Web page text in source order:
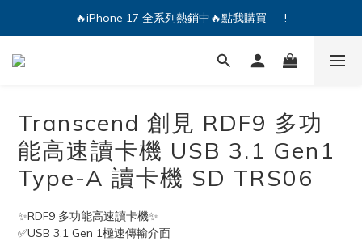
🔥iPhone 17 全系列熱銷中🔥點我購買 — !
💕加入Q哥 Line 新好友領優惠券！🎫
🔥iPhone 17 全系列熱銷中🔥點我購買 — !
Transcend 創見 RDF9 多功
能高速讀卡機 USB 3.1 Gen1
Type-A 讀卡機 SD TRS06
✨RDF9 多功能高速讀卡機✨
✅USB 3.1 Gen 1極速傳輸介面